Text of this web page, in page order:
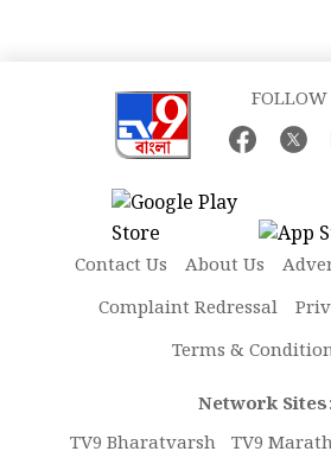
Contact Us About Us
Complaint Redressal
Terms &
Network
TV9 Bharatvarsh TV9